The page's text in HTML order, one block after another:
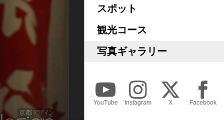
スポット
観光コース
写真ギャラリー
YouTube Instagram X Facebook